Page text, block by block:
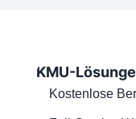
KMU-
Kostenlose